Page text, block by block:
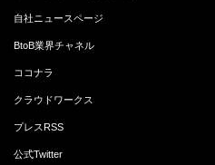
自社ニュースページ
BtoB業界チャネル
ココナラ
クラウドワークス
プレスRSS
公式Twitter